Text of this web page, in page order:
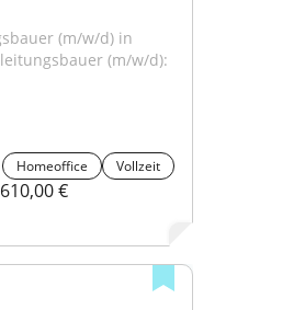
(m/w/d) in
(m/w/d):
Homeoffice Vollzeit
€